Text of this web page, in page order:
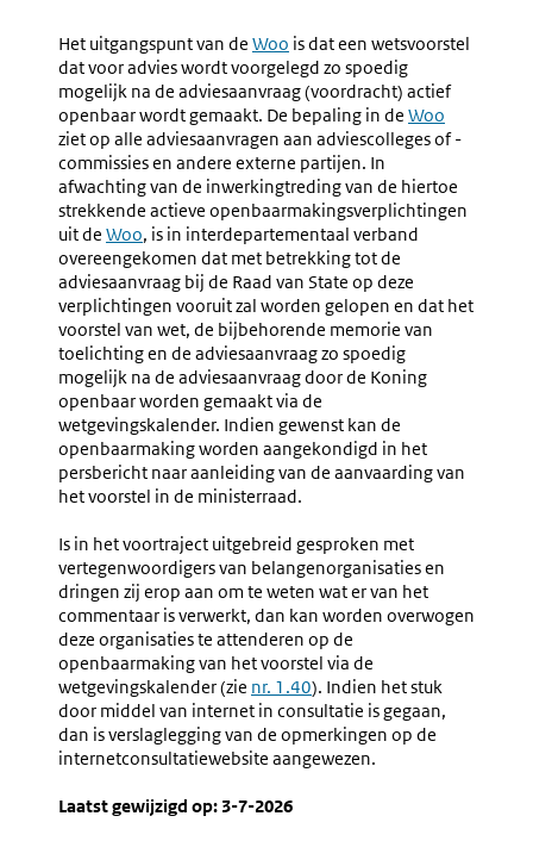
Voorlichting
Over
De
Besluitvorming
In
Ministerraad
(persbericht)
Overleg
Het uitgangspunt van de Externe
link:
Woo is dat een wetsvoorstel
dat voor advies wordt voorgelegd zo spoedig
mogelijk na de adviesaanvraag (voordracht) actief
openbaar wordt gemaakt. De bepaling in de Externe
link:
Woo
ziet op alle adviesaanvragen aan adviescolleges of -
commissies en andere externe partijen. In
afwachting van de inwerkingtreding van de hiertoe
strekkende actieve openbaarmakingsverplichtingen
uit de Externe
link:
Woo, is in interdepartementaal verband
overeengekomen dat met betrekking tot de
adviesaanvraag bij de Raad van State op deze
verplichtingen vooruit zal worden gelopen en dat het
voorstel van wet, de bijbehorende memorie van
toelichting en de adviesaanvraag zo spoedig
mogelijk na de adviesaanvraag door de Koning
openbaar worden gemaakt via de
wetgevingskalender. Indien gewenst kan de
openbaarmaking worden aangekondigd in het
persbericht naar aanleiding van de aanvaarding van
het voorstel in de ministerraad.
Is in het voortraject uitgebreid gesproken met
vertegenwoordigers van belangenorganisaties en
dringen zij erop aan om te weten wat er van het
commentaar is verwerkt, dan kan worden overwogen
deze organisaties te attenderen op de
openbaarmaking van het voorstel via de
wetgevingskalender (zie nr. 1.40). Indien het stuk
door middel van internet in consultatie is gegaan,
dan is verslaglegging van de opmerkingen op de
internetconsultatiewebsite aangewezen.
Laatst gewijzigd op: 3-7-2026